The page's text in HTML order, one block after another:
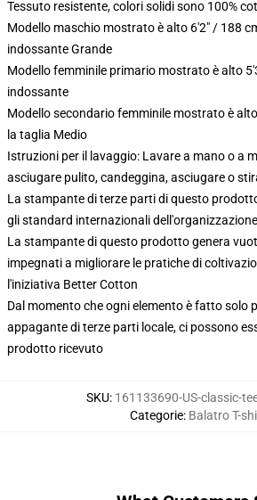
Tessuto resistente, colori solidi sono 100%
Modello maschio mostrato è alto 6'2" / 188
indossante Grande
Modello femminile primario mostrato è alto
indossante
Modello secondario femminile mostrato è
la taglia Medio
Istruzioni per il lavaggio: Lavare a mano o a
asciugare pulito, candeggina, asciugare o
La stampante di terze parti di questo
gli standard internazionali
La stampante di questo prodotto genera
impegnati a migliorare le pratiche di
l'iniziativa Better Cotton
Dal momento che ogni elemento è fatto solo
appagante di terze parti locale, ci possono
prodotto ricevuto
SKU: 161133690-US-classic-
Categorie: Balatro T-